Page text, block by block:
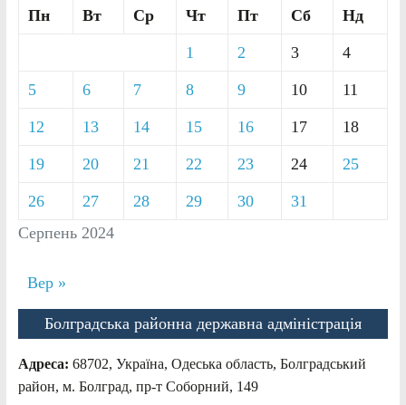
Серпень 2024
Пн Вт Ср Чт Пт Сб Нд
1 2 3 4
5 6 7 8 9 10 11
12 13 14 15 16 17 18
19 20 21 22 23 24 25
26 27 28 29 30 31
Вер »
Болградська районна державна адміністрація
Адреса: 68702, Україна, Одеська область, Болградський
район, м. Болград, пр-т Соборний, 149